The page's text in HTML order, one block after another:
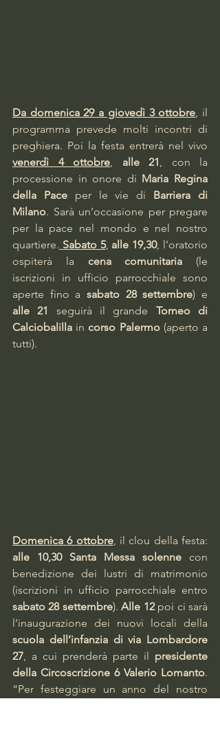
Da domenica 29 a giovedì 3 ottobre, il
programma prevede molti incontri di
venerdì 4 ottobre, alle 21, con la
processione in onore di Maria Regina
della Pace per le vie di Barriera di
Milano. Sarà un’occasione per pregare
per la pace nel mondo e nel nostro
quartiere. Sabato 5, alle 19,30, l’oratorio
ospiterà la cena comunitaria (le
iscrizioni in ufficio parrocchiale sono
aperte fino a sabato 28 settembre
alle 21
seguirà il grande Torneo di
Calciobalilla in corso Palermo (aperto a
tutti).
Domenica 6 ottobre
alle 10,30
Santa Messa solenne con
benedizione dei lustri di matrimonio
(iscrizioni in ufficio parrocchiale entro
sabato 28 settembre). Alle 12 poi ci sarà
scuola dell’infanzia di via Lombardore
27, a cui prenderà parte il presidente
della Circoscrizione 6 Valerio Lomanto.
“Per festeggiare un anno del nostro